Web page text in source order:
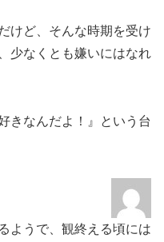
けど、そんな時期を受け
少なくとも嫌いにはなれ
きなんだよ！』という台
ようで、観終える頃には